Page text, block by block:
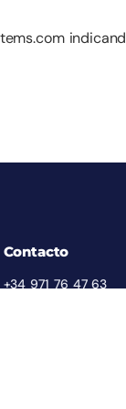
Contacto
+34 971 76 47 63